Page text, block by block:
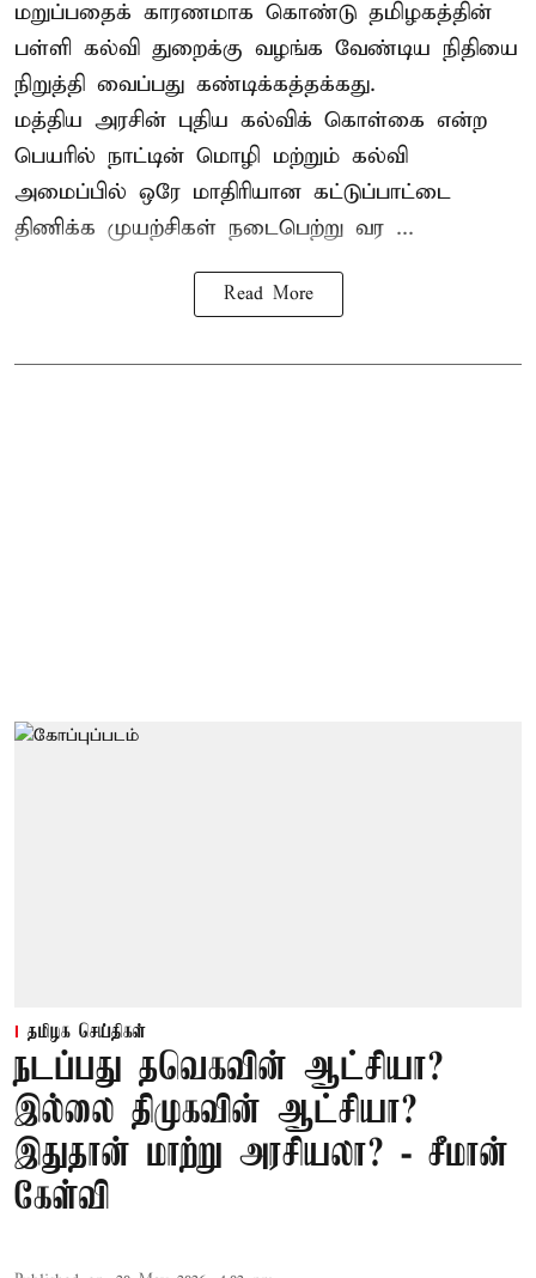
மறுப்பதைக் காரணமாக கொண்டு தமிழகத்தின்
பள்ளி கல்வி துறைக்கு வழங்க வேண்டிய நிதியை
நிறுத்தி வைப்பது கண்டிக்கத்தக்கது.
மத்திய அரசின் புதிய கல்விக் கொள்கை என்ற
பெயரில் நாட்டின் மொழி மற்றும் கல்வி
அமைப்பில் ஒரே மாதிரியான கட்டுப்பாட்டை
திணிக்க முயற்சிகள் நடைபெற்று வர ...
Read More
தமிழக செய்திகள்
நடப்பது தவெகவின் ஆட்சியா?
இல்லை திமுகவின் ஆட்சியா?
இதுதான் மாற்று அரசியலா? - சீமான்
கேள்வி